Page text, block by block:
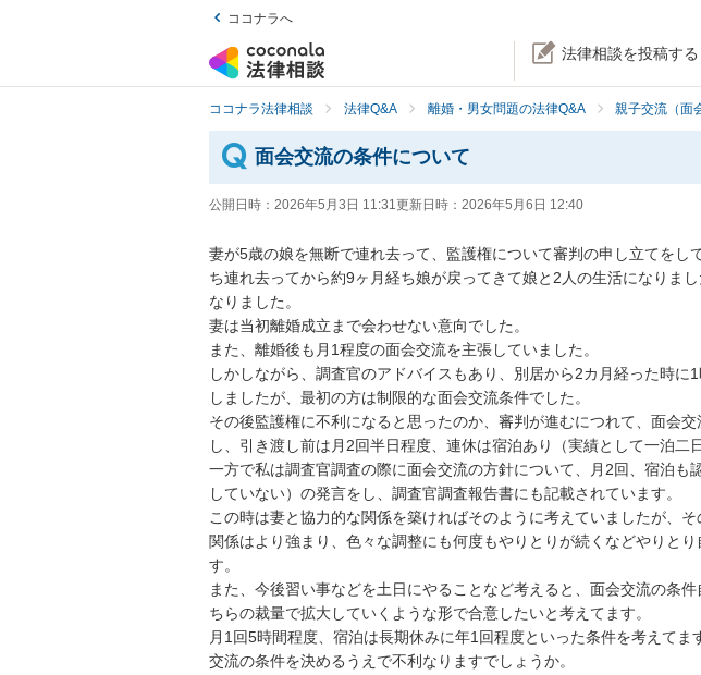
ココナラへ
法律相談を投稿する
ココナラ法律相談 法律Q&A 離婚・男女問題の法律Q&A 親子交流（面
面会交流の条件について
公開日時： 2026年5月3日 11:31更新日時： 2026年5月6日 12:40
妻が5歳の娘を無断で連れ去って、監護権について審判の申し立てをし
ち連れ去ってから約9ヶ月経ち娘が戻ってきて娘と2人の生活になりま
なりました。
妻は当初離婚成立まで会わせない意向でした。
また、離婚後も月1程度の面会交流を主張していました。
しかしながら、調査官のアドバイスもあり、別居から2カ月経った時に
しましたが、最初の方は制限的な面会交流条件でした。
その後監護権に不利になると思ったのか、審判が進むにつれて、面会
し、引き渡し前は月2回半日程度、連休は宿泊あり（実績として一泊二
一方で私は調査官調査の際に面会交流の方針について、月2回、宿泊も
していない）の発言をし、調査官調査報告書にも記載されています。
この時は妻と協力的な関係を築ければそのように考えていましたが、
関係はより強まり、色々な調整にも何度もやりとりが続くなどやりと
す。
また、今後習い事などを土日にやることなど考えると、面会交流の条
ちらの裁量で拡大していくような形で合意したいと考えてます。
月1回5時間程度、宿泊は長期休みに年1回程度といった条件を考えてま
交流の条件を決めるうえで不利なりますでしょうか。